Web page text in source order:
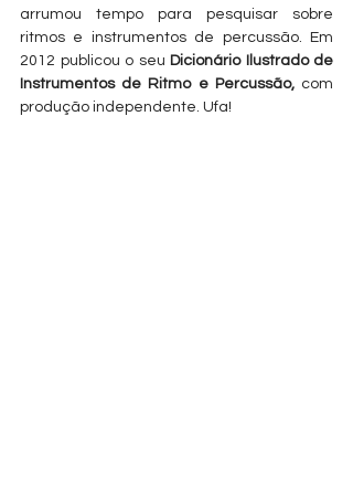
arrumou tempo para pesquisar sobre
ritmos e instrumentos de percussão. Em
2012 publicou o seu Dicionário Ilustrado de
Instrumentos de Ritmo e Percussão, com
produção independente. Ufa!